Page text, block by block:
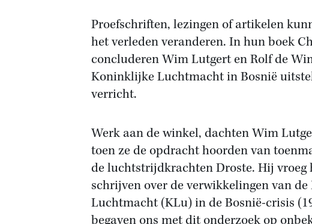
Proefschriften, lezingen of artikelen
het verleden veranderen. In hun boek
concluderen Wim Lutgert en Rolf de
Koninklijke Luchtmacht in Bosnië
verricht.
Werk aan de winkel, dachten Wim
toen ze de opdracht hoorden van
de luchtstrijdkrachten Droste. Hij vroeg
schrijven over de verwikkelingen van
Luchtmacht (KLu) in de Bosnië-crisis